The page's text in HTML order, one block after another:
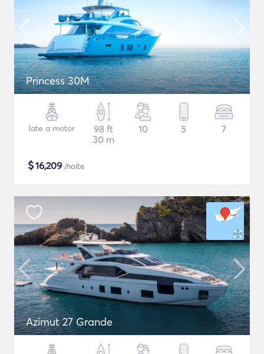
Princess 30M
Iate a motor
98 ft
30 m
10 5 7
$16,209 /noite
Azimut 27 Grande